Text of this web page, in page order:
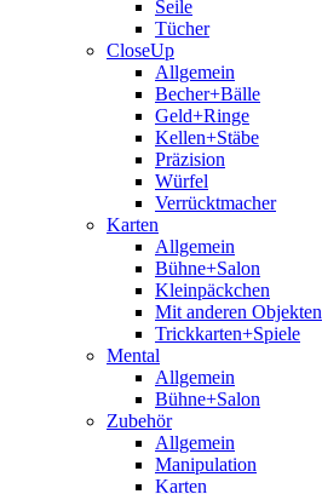
Seile
Tücher
CloseUp
Allgemein
Becher+Bälle
Geld+Ringe
Kellen+Stäbe
Präzision
Würfel
Verrücktmacher
Karten
Allgemein
Bühne+Salon
Kleinpäckchen
Mit anderen Objekten
Trickkarten+Spiele
Mental
Allgemein
Bühne+Salon
Zubehör
Allgemein
Manipulation
Karten